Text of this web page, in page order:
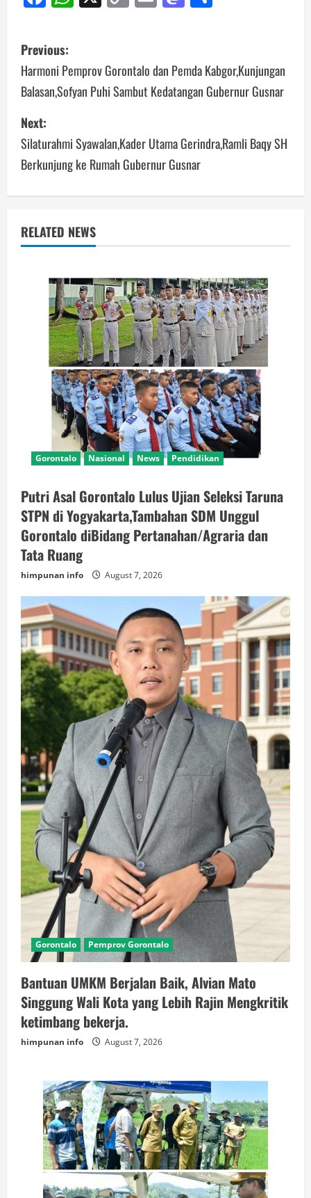
Post
navigation
Previous:
Harmoni Pemprov Gorontalo dan Pemda Kabgor,Kunjungan
Balasan,Sofyan Puhi Sambut Kedatangan Gubernur Gusnar
Next:
Silaturahmi Syawalan,Kader Utama Gerindra,Ramli Baqy SH
Berkunjung ke Rumah Gubernur Gusnar
RELATED NEWS
Gorontalo Nasional News Pendidikan
Putri Asal Gorontalo Lulus Ujian Seleksi Taruna
STPN di Yogyakarta,Tambahan SDM Unggul
Gorontalo diBidang Pertanahan/Agraria dan
Tata Ruang
himpunan info August 7, 2026
Gorontalo Pemprov Gorontalo
Bantuan UMKM Berjalan Baik, Alvian Mato
Singgung Wali Kota yang Lebih Rajin Mengkritik
ketimbang bekerja.
himpunan info August 7, 2026